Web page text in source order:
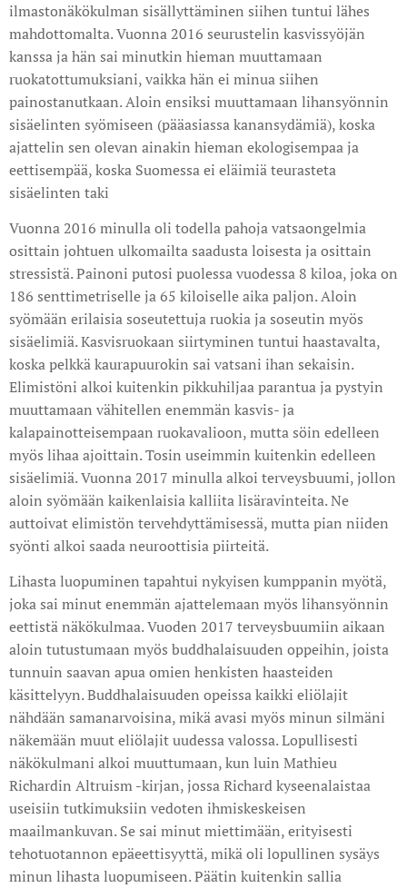
ilmastonäkökulman sisällyttäminen siihen tuntui lähes
mahdottomalta. Vuonna 2016 seurustelin kasvissyöjän
kanssa ja hän sai minutkin hieman muuttamaan
ruokatottumuksiani, vaikka hän ei minua siihen
painostanutkaan. Aloin ensiksi muuttamaan lihansyönnin
sisäelinten syömiseen (pääasiassa kanansydämiä), koska
ajattelin sen olevan ainakin hieman ekologisempaa ja
eettisempää, koska Suomessa ei eläimiä teurasteta
sisäelinten taki
Vuonna 2016 minulla oli todella pahoja vatsaongelmia
osittain johtuen ulkomailta saadusta loisesta ja osittain
stressistä. Painoni putosi puolessa vuodessa 8 kiloa, joka on
186 senttimetriselle ja 65 kiloiselle aika paljon. Aloin
syömään erilaisia soseutettuja ruokia ja soseutin myös
sisäelimiä. Kasvisruokaan siirtyminen tuntui haastavalta,
koska pelkkä kaurapuurokin sai vatsani ihan sekaisin.
Elimistöni alkoi kuitenkin pikkuhiljaa parantua ja pystyin
muuttamaan vähitellen enemmän kasvis- ja
kalapainotteisempaan ruokavalioon, mutta söin edelleen
myös lihaa ajoittain. Tosin useimmin kuitenkin edelleen
sisäelimiä. Vuonna 2017 minulla alkoi terveysbuumi, jollon
aloin syömään kaikenlaisia kalliita lisäravinteita. Ne
auttoivat elimistön tervehdyttämisessä, mutta pian niiden
syönti alkoi saada neuroottisia piirteitä.
Lihasta luopuminen tapahtui nykyisen kumppanin myötä,
joka sai minut enemmän ajattelemaan myös lihansyönnin
eettistä näkökulmaa. Vuoden 2017 terveysbuumiin aikaan
aloin tutustumaan myös buddhalaisuuden oppeihin, joista
tunnuin saavan apua omien henkisten haasteiden
käsittelyyn. Buddhalaisuuden opeissa kaikki eliölajit
nähdään samanarvoisina, mikä avasi myös minun silmäni
näkemään muut eliölajit uudessa valossa. Lopullisesti
näkökulmani alkoi muuttumaan, kun luin Mathieu
Richardin Altruism -kirjan, jossa Richard kyseenalaistaa
useisiin tutkimuksiin vedoten ihmiskeskeisen
maailmankuvan. Se sai minut miettimään, erityisesti
tehotuotannon epäeettisyyttä, mikä oli lopullinen sysäys
minun lihasta luopumiseen. Päätin kuitenkin sallia